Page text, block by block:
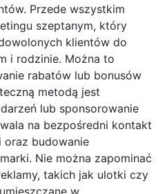
Przede wszystkim
szeptanym, który
klientów do
i rodzinie. Można to
rabatów lub bonusów
metodą jest
lub sponsorowanie
na bezpośredni kontakt
oraz budowanie
Nie można zapominać
takich jak ulotki czy
w